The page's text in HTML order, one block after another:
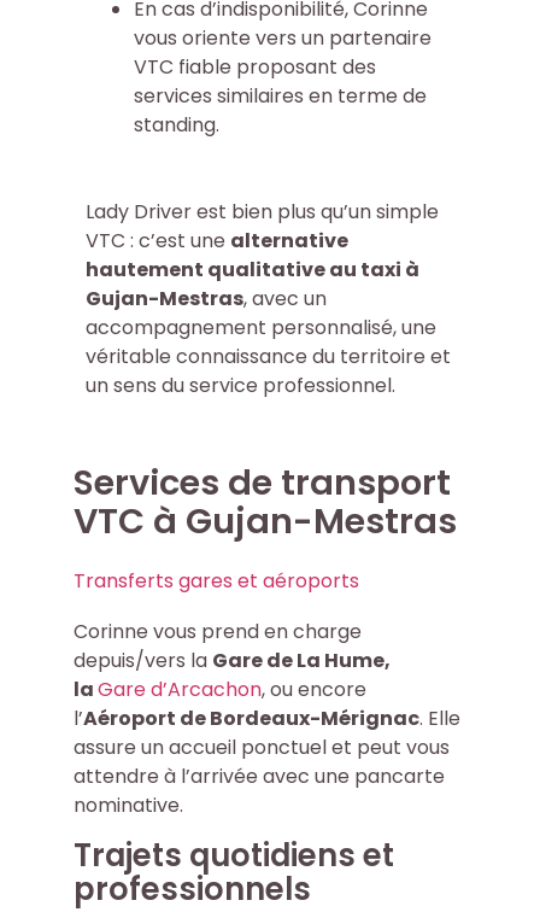
En cas d’indisponibilité, Corinne
vous oriente vers un partenaire
VTC fiable proposant des
services similaires en terme de
standing.
Lady Driver est bien plus qu’un simple
VTC : c’est une alternative
hautement qualitative au taxi à
Gujan-Mestras, avec un
accompagnement personnalisé, une
véritable connaissance du territoire et
un sens du service professionnel.
Services de transport
VTC à Gujan-Mestras
Transferts gares et aéroports
Corinne vous prend en charge
depuis/vers la Gare de La Hume,
laGare d’Arcachon, ou encore
l’Aéroport de Bordeaux-Mérignac. Elle
assure un accueil ponctuel et peut vous
attendre à l’arrivée avec une pancarte
nominative.
Trajets quotidiens et
professionnels